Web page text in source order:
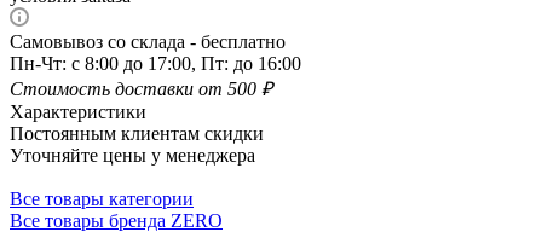
Самовывоз со склада - бесплатно
Пн-Чт: с 8:00 до 17:00, Пт: до 16:00
Стоимость доставки от 500 ₽
Характеристики
Постоянным клиентам скидки
Уточняйте цены у менеджера
Все товары категории
Все товары бренда ZERO